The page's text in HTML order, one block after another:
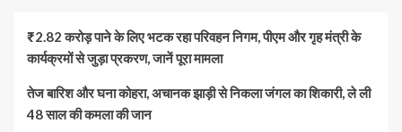
₹2.82 करोड़ पाने के लिए भटक रहा परिवहन निगम, पीएम और गृह मंत्री के
कार्यक्रमों से जुड़ा प्रकरण, जानें पूरा मामला
तेज बारिश और घना कोहरा, अचानक झाड़ी से निकला जंगल का शिकारी, ले ली
48 साल की कमला की जान